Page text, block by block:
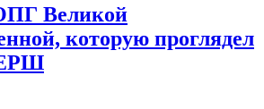
Великой
которую проглядел